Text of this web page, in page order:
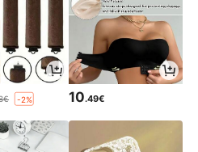
-2% 10.49€